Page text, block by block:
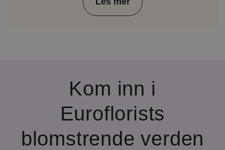
Kom inn i
Euroflorists
blomstrende verden